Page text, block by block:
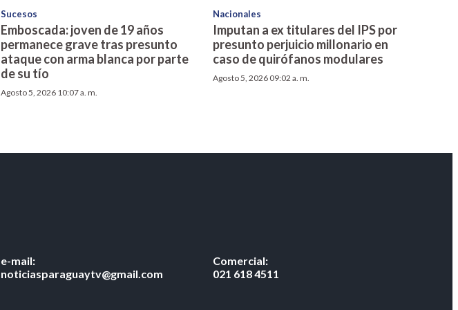
Sucesos
Emboscada: joven de 19 años
permanece grave tras presunto
ataque con arma blanca por parte
de su tío
Agosto 5, 2026 10:07 a. m.
Nacionales
Imputan a ex titulares del IPS por
presunto perjuicio millonario en
caso de quirófanos modulares
Agosto 5, 2026 09:02 a. m.
e-mail:
noticiasparaguaytv@gmail.com
Comercial:
021 618 4511